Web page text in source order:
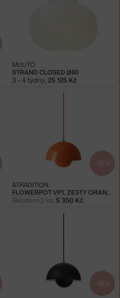
STRAND CLOSED Ø80
MUUTO
3 - 4 týdny, 25 125 Kč
−15 %
FLOWERPOT VP1, ZESTY ORANGE
&TRADITION
Skladem 2 ks, 5 350 Kč
−15 %